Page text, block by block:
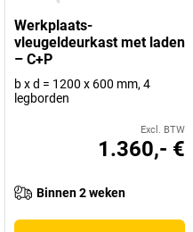
Werkplaats-
vleugeldeurkast met laden
– C+P
b x d = 1200 x 600 mm, 4
legborden
Excl. BTW
1.360,- €
Binnen 2 weken